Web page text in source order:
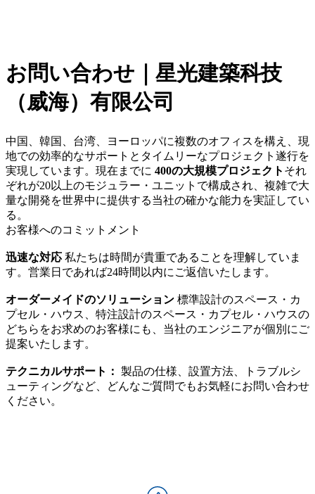
お問い合わせ｜星光建築科技
（威海）有限公司
中国、韓国、台湾、ヨーロッパに複数のオフィスを構え、現
地での効率的なサポートとタイムリーなプロジェクト遂行を
実現しています。現在までに 400の大規模プロジェクト それ
ぞれが20以上のモジュラー・ユニットで構成され、複雑で大
量な開発を世界中に提供する当社の確かな能力を実証してい
る。
お客様へのコミットメント
迅速な対応 私たちは時間が貴重であることを理解していま
す。営業日であれば24時間以内にご返信いたします。
オーダーメイドのソリューション 標準設計のスペース・カ
プセル・ハウス、特注設計のスペース・カプセル・ハウスの
どちらをお求めのお客様にも、当社のエンジニアが個別にご
提案いたします。
テクニカルサポート： 製品の仕様、設置方法、トラブルシ
ューティングなど、どんなご質問でもお気軽にお問い合わせ
ください。